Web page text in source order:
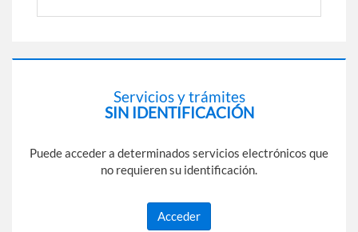
Servicios y trámites
SIN IDENTIFICACIÓN
Puede acceder a determinados servicios electrónicos que
no requieren su identificación.
Acceder